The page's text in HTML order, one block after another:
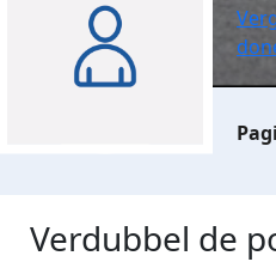
Verdubbel de